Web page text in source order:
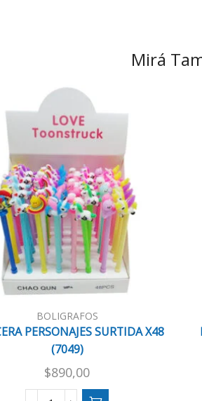
Mirá
BOLIGRAFOS
PERSONAJES SURTIDA X48
(7049)
$890,00